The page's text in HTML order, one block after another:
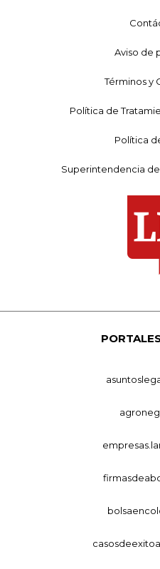
Aviso de
Términos y
Política de
Política
Superintendencia